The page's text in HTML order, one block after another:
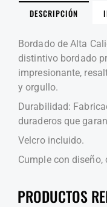
DESCRIPCIÓN
Bordado de Alta
distintivo bordado
impresionante,
y orgullo.
Durabilidad:
duraderos que
Velcro incluido.
Cumple con
PRODUCTOS